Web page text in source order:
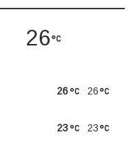
26
26
26
23
23